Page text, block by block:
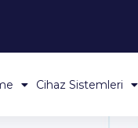
Cihaz Sistemleri